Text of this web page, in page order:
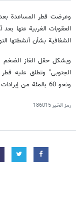
وعرضت قطر المساعدة
العقوبات الغربیة عنها
الشفافیة بشأن أنشطتها
ویشکل حقل الغاز الضخم
الجنوبی" وتطلق علیه
ونحو 60 بالمئة من إیرادات صادراته.
رمز الخبر186015